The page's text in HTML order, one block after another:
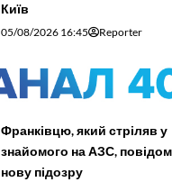
Київ
05/08/2026 16:45 Reporter
Франківцю, який стріляв у
знайомого на АЗС,
нову підозру